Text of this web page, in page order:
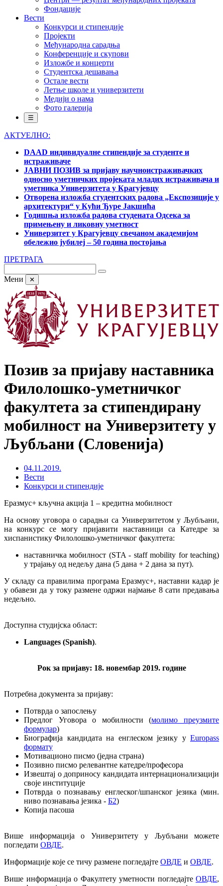
Фондације
Вести
Конкурси и стипендије
Пројекти
Међународна сарадња
Конференције и скупови
Изложбе и концерти
Студентска дешавања
Остале вести
Летње школе и универзитети
Медији о нама
Фото галерија
☰
АКТУЕЛНО:
DAAD индивидуалне стипендије за студенте и
истраживаче
ЈАВНИ ПОЗИВ за пријаву научноистраживачких
односно уметничких пројеката младих истраживача и
уметника Универзитета у Крагујевцу
Отворена изложба студентских радова „Експозиције у
архитектури“ у Кући Ђуре Јакшића
Годишња изложба радова студената Одсека за
примењену и ликовну уметност
Универзитет у Крагујевцу свечаном академијом
обележио јубилеј – 50 година постојања
ПРЕТРАГА
Мени ✕
Позив за пријаву наставника
Филолошко-уметничког
факултета за стипендирану
мобилност на Универзитету у
Љубљани (Словенија)
04.11.2019.
Вести
Конкурси и стипендије
Еразмус+ кључна акција 1 – кредитна мобилност
На основу уговора о сарадњи са Универзитетом у Љубљани,
на конкурс се могу пријавити наставници са Катедре за
хиспанистику Филолошко-уметничког факултета:
наставничка мобилност (STA - staff mobility for teaching)
у трајању од недељу дана (5 дана + 2 дана за пут).
У складу са правилима програма Еразмус+, наставни кадар је
у обавези да у току размене одржи најмање 8 сати предавања
недељно.
Доступна студијска област:
Languages (Spanish).
Рок за пријаву: 18. новембар 2019. године
Потребна документа за пријаву:
Потврда о запослењу
Предлог Уговора о мобилности (молимо преузмите
формулар)
Биографија кандидата на енглеском језику у Europass
формату
Мотивационо писмо (једна страна)
Позивно писмо релевантне катедре/професора
Извештај о доприносу кандидата интернационализацији
своје институције
Потврда о познавању енглеског/шпанског језика (мин.
ниво познавања језика - Б2)
Копија пасоша
Више информација о Универзитету у Љубљани можете
погледати ОВДЕ.
Информације које се тичу размене погледајте ОВДЕ и ОВДЕ.
Више информација о Факултету уметности погледајте ОВДЕ,